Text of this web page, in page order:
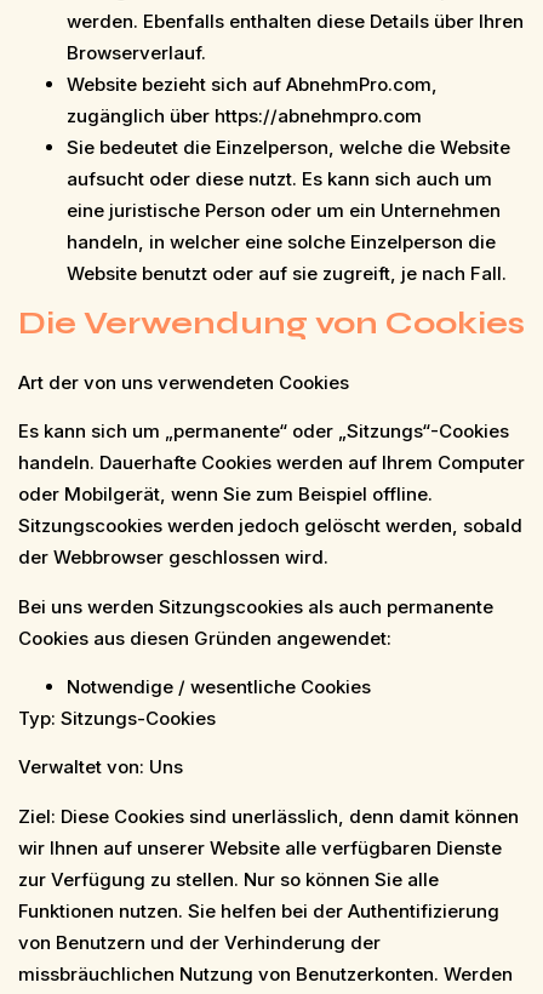
werden. Ebenfalls enthalten diese Details über Ihren
Browserverlauf.
Website bezieht sich auf AbnehmPro.com,
zugänglich über https://abnehmpro.com
Sie bedeutet die Einzelperson, welche die Website
aufsucht oder diese nutzt. Es kann sich auch um
eine juristische Person oder um ein Unternehmen
handeln, in welcher eine solche Einzelperson die
Website benutzt oder auf sie zugreift, je nach Fall.
Die Verwendung von Cookies
Art der von uns verwendeten Cookies
Es kann sich um „permanente“ oder „Sitzungs“-Cookies
handeln. Dauerhafte Cookies werden auf Ihrem Computer
oder Mobilgerät, wenn Sie zum Beispiel offline.
Sitzungscookies werden jedoch gelöscht werden, sobald
der Webbrowser geschlossen wird.
Bei uns werden Sitzungscookies als auch permanente
Cookies aus diesen Gründen angewendet:
Notwendige / wesentliche Cookies
Typ: Sitzungs-Cookies
Verwaltet von: Uns
Ziel: Diese Cookies sind unerlässlich, denn damit können
wir Ihnen auf unserer Website alle verfügbaren Dienste
zur Verfügung zu stellen. Nur so können Sie alle
Funktionen nutzen. Sie helfen bei der Authentifizierung
von Benutzern und der Verhinderung der
missbräuchlichen Nutzung von Benutzerkonten. Werden